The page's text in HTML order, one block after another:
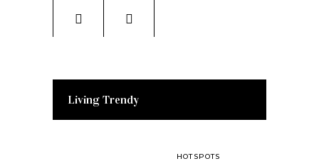
Living Trendy
HOTSPOTS